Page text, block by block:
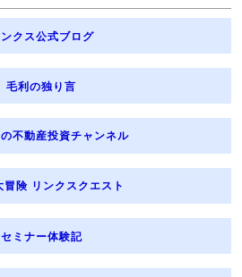
クス公式ブログ
毛利の独り言
不動産投資チャンネル
冒険 リンクスクエスト
セミナー体験記